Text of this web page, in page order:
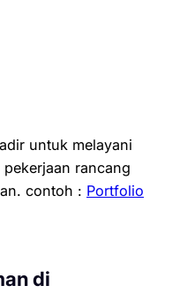
untuk melayani
rancang
contoh : Portfolio
di